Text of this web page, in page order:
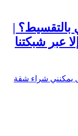
|
عبر شبكتنا
يمكنني شراء شقة